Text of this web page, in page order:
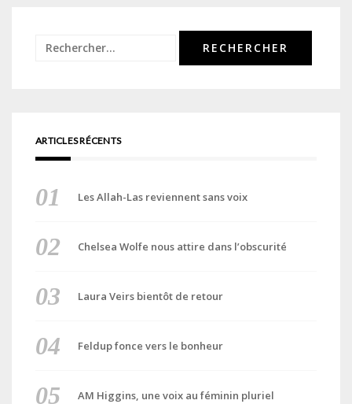
Rechercher :
ARTICLES RÉCENTS
Les Allah-Las reviennent sans voix
Chelsea Wolfe nous attire dans l’obscurité
Laura Veirs bientôt de retour
Feldup fonce vers le bonheur
AM Higgins, une voix au féminin pluriel